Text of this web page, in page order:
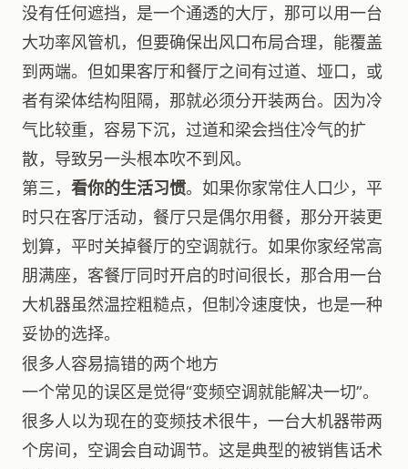
没有任何遮挡，是一个通透的大厅，那可以用一台
大功率风管机，但要确保出风口布局合理，能覆盖
到两端。但如果客厅和餐厅之间有过道、垭口，或
者有梁体结构阻隔，那就必须分开装两台。因为冷
气比较重，容易下沉，过道和梁会挡住冷气的扩
散，导致另一头根本吹不到风。
第三， 看你的生活习惯。如果你家常住人口少，平
时只在客厅活动，餐厅只是偶尔用餐，那分开装更
划算，平时关掉餐厅的空调就行。如果你家经常高
朋满座，客餐厅同时开启的时间很长，那合用一台
大机器虽然温控粗糙点，但制冷速度快，也是一种
妥协的选择。
很多人容易搞错的两个地方
一个常见的误区是觉得“变频空调就能解决一切”。
很多人以为现在的变频技术很牛，一台大机器带两
个房间，空调会自动调节。这是典型的被销售话术